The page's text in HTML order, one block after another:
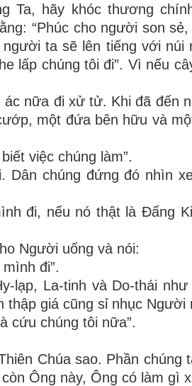
Ta, hãy khóc thương
“Phúc cho người son
ta sẽ lên tiếng với núi
lấp chúng tôi đi”. Vì nếu
nữa đi xử tử. Khi đã đến
một đứa bên hữu và
việc chúng làm”.
Dân chúng đứng đó nhìn
đi, nếu nó thật là Ðấng
Người uống và nói:
đi”.
lạp, La-tinh và Do-thái
thập giá cũng sỉ nhục Người
cứu chúng tôi nữa”.
Chúa sao. Phần chúng
Ông này, Ông có làm gì